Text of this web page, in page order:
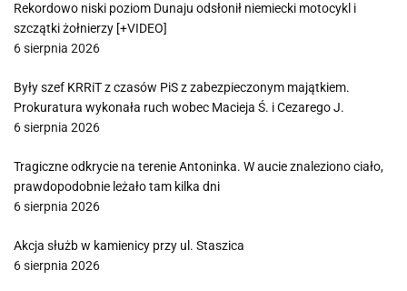
Rekordowo niski poziom Dunaju odsłonił niemiecki motocykl i
szczątki żołnierzy [+VIDEO]
6 sierpnia 2026
Były szef KRRiT z czasów PiS z zabezpieczonym majątkiem.
Prokuratura wykonała ruch wobec Macieja Ś. i Cezarego J.
6 sierpnia 2026
Tragiczne odkrycie na terenie Antoninka. W aucie znaleziono ciało,
prawdopodobnie leżało tam kilka dni
6 sierpnia 2026
Akcja służb w kamienicy przy ul. Staszica
6 sierpnia 2026